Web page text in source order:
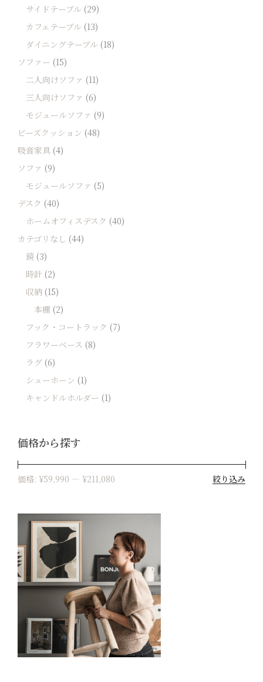
サイドテーブル (29)
カフェテーブル (13)
ダイニングテーブル (18)
ソファー (15)
二人向けソファ (11)
三人向けソファ (6)
モジュールソファ (9)
ビーズクッション (48)
吸音家具 (4)
ソファ (9)
モジュールソファ (5)
デスク (40)
ホームオフィスデスク (40)
カテゴリなし (44)
鏡 (3)
時計 (2)
収納 (15)
本棚 (2)
フック・コートラック (7)
フラワーベース (8)
ラグ (6)
シューホーン (1)
キャンドルホルダー (1)
価格から探す
絞り込み
価格: ¥59,990 — ¥211,080